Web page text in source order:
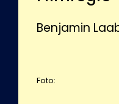
Benjamin
Foto: